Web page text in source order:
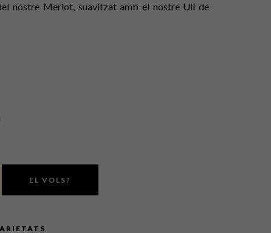
nostre Merlot, suavitzat amb el nostre Ull de
EL VOLS?